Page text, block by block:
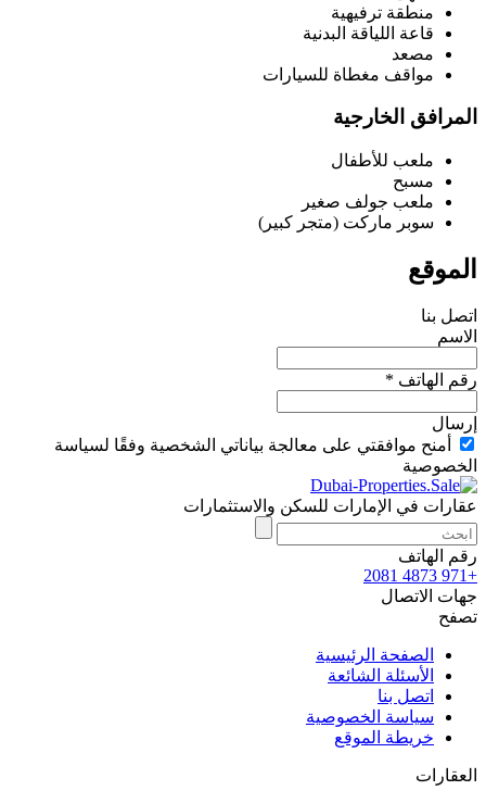
منطقة ترفيهية
قاعة اللياقة البدنية
مصعد
مواقف مغطاة للسيارات
المرافق الخارجية
ملعب للأطفال
مسبح
ملعب جولف صغير
سوبر ماركت (متجر كبير)
الموقع
اتصل بنا
الاسم
رقم الهاتف *
إرسال
أمنح موافقتي على معالجة بياناتي الشخصية وفقًا لسياسة
الخصوصية
عقارات في الإمارات للسكن والاستثمارات
رقم الهاتف
+971 4873 2081
جهات الاتصال
تصفح
الصفحة الرئيسية
الأسئلة الشائعة
اتصل بنا
سياسة الخصوصية
خريطة الموقع
العقارات